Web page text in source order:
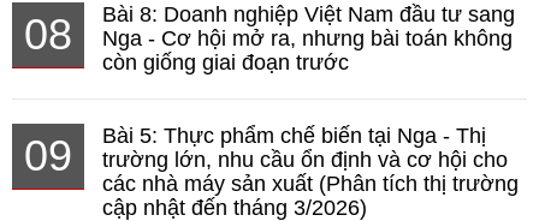
08
Bài 8: Doanh nghiệp Việt Nam đầu tư sang
Nga - Cơ hội mở ra, nhưng bài toán không
còn giống giai đoạn trước
09
Bài 5: Thực phẩm chế biến tại Nga - Thị
trường lớn, nhu cầu ổn định và cơ hội cho
các nhà máy sản xuất (Phân tích thị trường
cập nhật đến tháng 3/2026)